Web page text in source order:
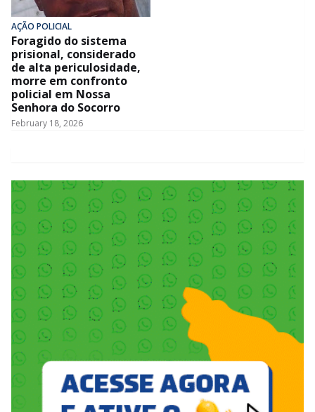
AÇÃO POLICIAL
Foragido do sistema
prisional, considerado
de alta periculosidade,
morre em confronto
policial em Nossa
Senhora do Socorro
February 18, 2026